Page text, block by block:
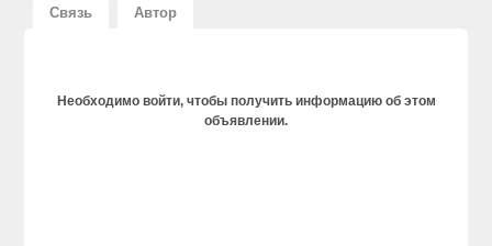
Связь Автор
Необходимо войти, чтобы получить информацию об этом
объявлении.